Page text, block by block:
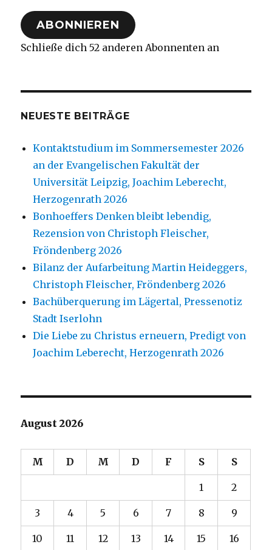
Adresse
ABONNIEREN
Schließe dich 52 anderen Abonnenten an
NEUESTE BEITRÄGE
Kontaktstudium im Sommersemester 2026
an der Evangelischen Fakultät der
Universität Leipzig, Joachim Leberecht,
Herzogenrath 2026
Bonhoeffers Denken bleibt lebendig,
Rezension von Christoph Fleischer,
Fröndenberg 2026
Bilanz der Aufarbeitung Martin Heideggers,
Christoph Fleischer, Fröndenberg 2026
Bachüberquerung im Lägertal, Pressenotiz
Stadt Iserlohn
Die Liebe zu Christus erneuern, Predigt von
Joachim Leberecht, Herzogenrath 2026
August 2026
M D M D F S S
1 2
3 4 5 6 7 8 9
10 11 12 13 14 15 16